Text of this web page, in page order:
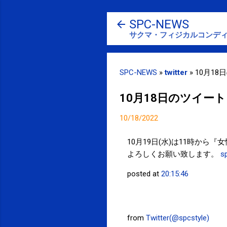
SPC-NEWS
サクマ・フィジカルコンデ
SPC-NEWS »twitter » 10月18
10月18日のツイート
10/18/2022
10月19日(水)は11時から『
よろしくお願い致します。
posted at 20:15:46
from Twitter(@spcstyle)